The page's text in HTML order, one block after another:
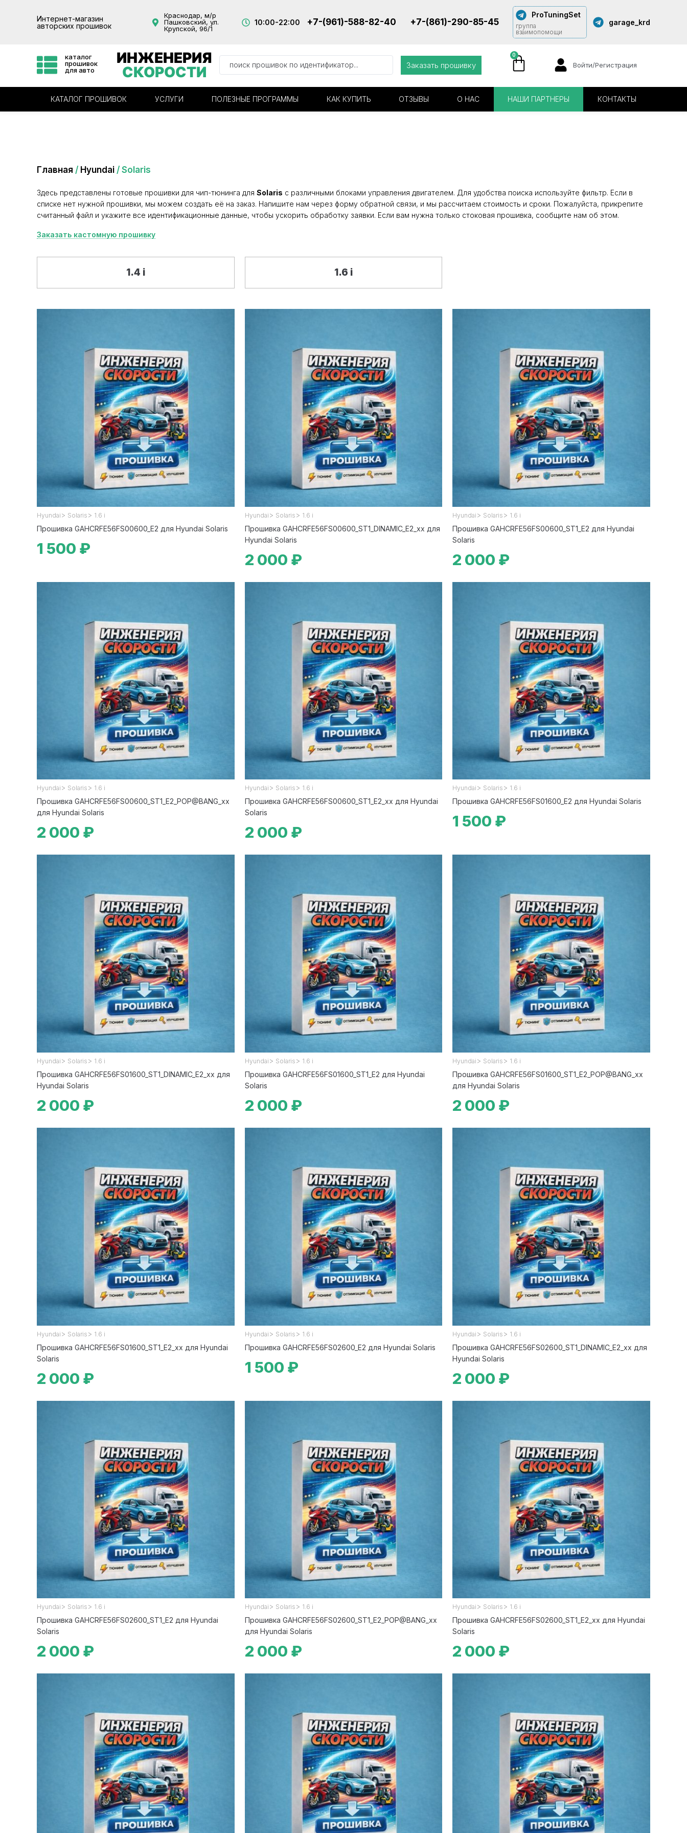
Интернет-магазин
авторских прошивок
Краснодар, м/р
Пашковский, ул.
Крупской, 96/1
10:00-22:00 +7-(961)-588-82-40 +7-(861)-290-85-45
ProTuningSet
группа
взаимопомощи
garage_krd
каталог
прошивок
для авто
ИНЖЕНЕРИЯ
СКОРОСТИ
Заказать прошивку
0
Войти/Регистрация
КАТАЛОГ ПРОШИВОК УСЛУГИ ПОЛЕЗНЫЕ ПРОГРАММЫ КАК КУПИТЬ ОТЗЫВЫ О НАС НАШИ ПАРТНЕРЫ КОНТАКТЫ
Главная / Hyundai / Solaris
Здесь представлены готовые прошивки для чип-тюнинга для Solaris с различными блоками управления двигателем. Для удобства поиска используйте фильтр. Если в
списке нет нужной прошивки, мы можем создать её на заказ. Напишите нам через форму обратной связи, и мы рассчитаем стоимость и сроки. Пожалуйста, прикрепите
считанный файл и укажите все идентификационные данные, чтобы ускорить обработку заявки. Если вам нужна только стоковая прошивка, сообщите нам об этом.
Заказать кастомную прошивку
1.4 i 1.6 i
Hyundai > Solaris > 1.6 i
Прошивка GAHCRFE56FS00600_E2 для Hyundai Solaris
1 500 ₽
Hyundai > Solaris > 1.6 i
Прошивка GAHCRFE56FS00600_ST1_DINAMIC_E2_xx для
Hyundai Solaris
2 000 ₽
Hyundai > Solaris > 1.6 i
Прошивка GAHCRFE56FS00600_ST1_E2 для Hyundai
Solaris
2 000 ₽
Hyundai > Solaris > 1.6 i
Прошивка GAHCRFE56FS00600_ST1_E2_POP@BANG_xx
для Hyundai Solaris
2 000 ₽
Hyundai > Solaris > 1.6 i
Прошивка GAHCRFE56FS00600_ST1_E2_xx для Hyundai
Solaris
2 000 ₽
Hyundai > Solaris > 1.6 i
Прошивка GAHCRFE56FS01600_E2 для Hyundai Solaris
1 500 ₽
Hyundai > Solaris > 1.6 i
Прошивка GAHCRFE56FS01600_ST1_DINAMIC_E2_xx для
Hyundai Solaris
2 000 ₽
Hyundai > Solaris > 1.6 i
Прошивка GAHCRFE56FS01600_ST1_E2 для Hyundai
Solaris
2 000 ₽
Hyundai > Solaris > 1.6 i
Прошивка GAHCRFE56FS01600_ST1_E2_POP@BANG_xx
для Hyundai Solaris
2 000 ₽
Hyundai > Solaris > 1.6 i
Прошивка GAHCRFE56FS01600_ST1_E2_xx для Hyundai
Solaris
2 000 ₽
Hyundai > Solaris > 1.6 i
Прошивка GAHCRFE56FS02600_E2 для Hyundai Solaris
1 500 ₽
Hyundai > Solaris > 1.6 i
Прошивка GAHCRFE56FS02600_ST1_DINAMIC_E2_xx для
Hyundai Solaris
2 000 ₽
Hyundai > Solaris > 1.6 i
Прошивка GAHCRFE56FS02600_ST1_E2 для Hyundai
Solaris
2 000 ₽
Hyundai > Solaris > 1.6 i
Прошивка GAHCRFE56FS02600_ST1_E2_POP@BANG_xx
для Hyundai Solaris
2 000 ₽
Hyundai > Solaris > 1.6 i
Прошивка GAHCRFE56FS02600_ST1_E2_xx для Hyundai
Solaris
2 000 ₽